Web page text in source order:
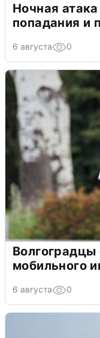
Ночная
попадания и
6 августа 0
Волгоградцы
мобильного
6 августа 0